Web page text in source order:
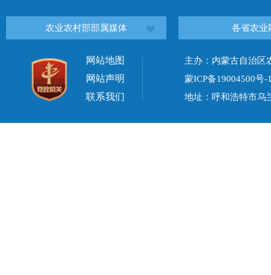
农业农村部部属媒体 各省农业
网站地图
网站声明
联系我们
主办：内蒙古自治
蒙ICP备19004500号-
地址：呼和浩特市